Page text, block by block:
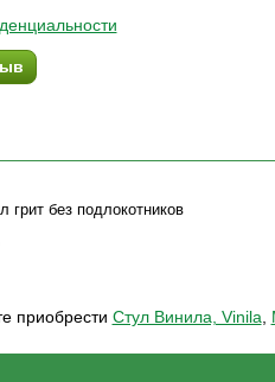
грит без подлокотников
приобрести Стул Винила, Vinila